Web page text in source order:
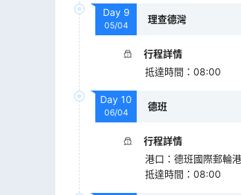
Day 9
05/04
理查德灣
行程詳情
抵達時間 ： 08:00
Day 10
06/04
德班
行程詳情
港口 ： 德班國際郵輪港
抵達時間 ： 08:00